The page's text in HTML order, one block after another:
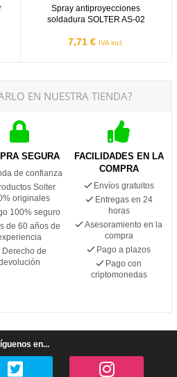
Spray antiproyecciones
soldadura SOLTER AS-02
7,71 € IVA incl.
EN NUESTRA TIENDA?
SEGURA
de confianza
Solter
originales
100% seguro
de 60 años de
Derecho de
FACILIDADES EN LA
COMPRA
Envíos gratuitos
Entregas en 24
horas
Asesoramiento en la
compra
Pago a plazos
Pago con
criptomonedas
en...